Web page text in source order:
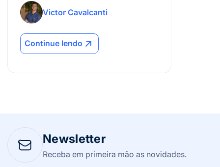
gestão de frotas.
Victor Cavalcanti
Continue lendo
Newsletter
Receba em primeira mão as novidades.